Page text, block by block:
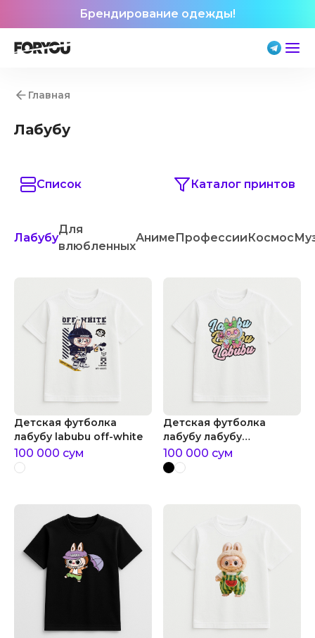
Брендирование одежды!
Главная
Лабубу
Список Каталог принтов
Лабубу
Для
влюбленных
АнимеПрофессииКосмос
Детская футболка
лабубу labubu off-white
100 000 сум
Детская футболка
лабубу лабубу
принцесса
100 000 сум